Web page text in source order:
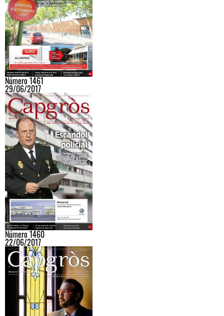
Número 1461
29/06/2017
Número 1460
22/06/2017